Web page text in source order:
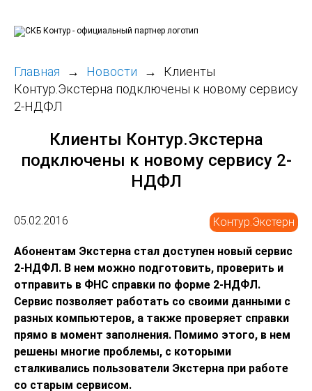
Главная Новости
Клиенты
Контур.Экстерна подключены к новому сервису
2-НДФЛ
Клиенты Контур.Экстерна
подключены к новому сервису 2-
НДФЛ
05.02.2016 Контур.Экстерн
Абонентам Экстерна стал доступен новый сервис
2-НДФЛ. В нем можно подготовить, проверить и
отправить в ФНС справки по форме 2-НДФЛ.
Сервис позволяет работать со своими данными с
разных компьютеров, а также проверяет справки
прямо в момент заполнения. Помимо этого, в нем
решены многие проблемы, с которыми
сталкивались пользователи Экстерна при работе
со старым сервисом.